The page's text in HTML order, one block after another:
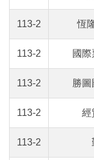
113-2 恆
113-2 國
113-2 勝
113-2 經
113-2